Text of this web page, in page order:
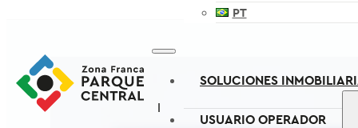
PT
SOLUCIONES
USUARIO OPERADOR